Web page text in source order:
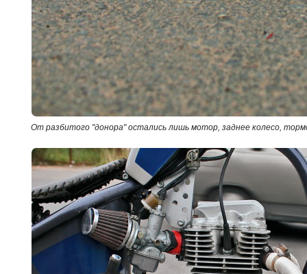
От разбитого "донора" остались лишь мотор, заднее колесо,